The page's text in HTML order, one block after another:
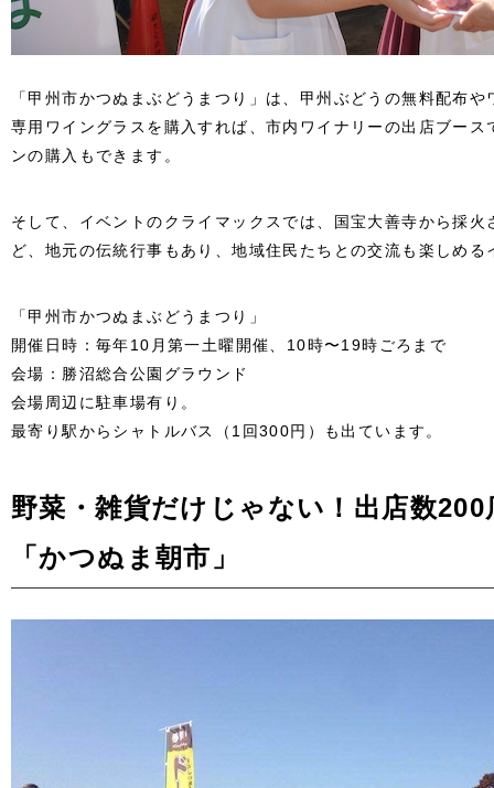
「甲州市かつぬまぶどうまつり」は、甲州ぶどうの無料配布
専用ワイングラスを購入すれば、市内ワイナリーの出店ブー
ンの購入もできます。
そして、イベントのクライマックスでは、国宝大善寺から採
ど、地元の伝統行事もあり、地域住民たちとの交流も楽しめる
「甲州市かつぬまぶどうまつり」
開催日時：毎年10月第一土曜開催、10時〜19時ごろまで
会場：勝沼総合公園グラウンド
会場周辺に駐車場有り。
最寄り駅からシャトルバス（1回300円）も出ています。
野菜・雑貨だけじゃない！出店数200
「かつぬま朝市」